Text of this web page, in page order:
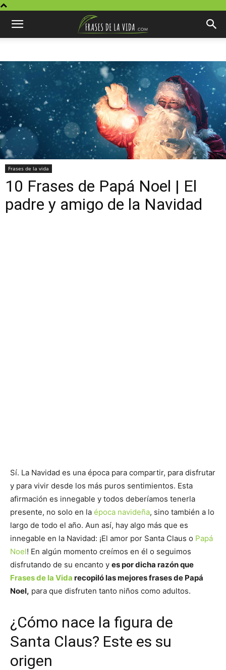
Frases de la vida
10 Frases de Papá Noel | El
padre y amigo de la Navidad
Sí. La Navidad es una época para compartir, para disfrutar
y para vivir desde los más puros sentimientos. Esta
afirmación es innegable y todos deberíamos tenerla
presente, no solo en la época navideña, sino también a lo
largo de todo el año. Aun así, hay algo más que es
innegable en la Navidad: ¡El amor por Santa Claus o Papá
Noel! En algún momento creímos en él o seguimos
disfrutando de su encanto y es por dicha razón que
Frases de la Vida recopiló las mejores frases de Papá
Noel, para que disfruten tanto niños como adultos.
¿Cómo nace la figura de
Santa Claus? Este es su
origen